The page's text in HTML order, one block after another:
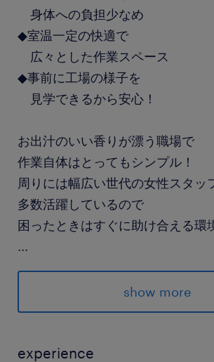
身体への負担少なめ
◆室温一定の快適で
広々とした作業スペース
◆事前に工場の様子を
見学できるから安心！
お出汁のいい香りが漂う職場で
作業自体はとってもシンプル！
周りには幅広い世代の女性スタッ
多数活躍しているので
困ったときはすぐに助け合える環
...
格安の仕出し弁当も注文できて
毎日の準備もラクラクですよ◎
＝＝＝
show more
experience